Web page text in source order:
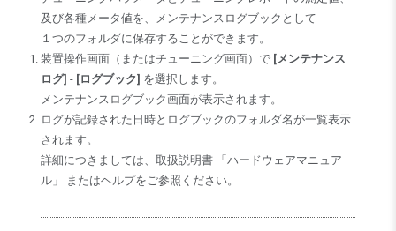
及び各種メータ値を、メンテナンスログブックとして
１つのフォルダに保存することができます。
装置操作画面（またはチューニング画面）で [メンテナンス
ログ] - [ログブック] を選択します。
メンテナンスログブック画面が表示されます。
ログが記録された日時とログブックのフォルダ名が一覧表示
されます。
詳細につきましては、取扱説明書 「ハードウェアマニュア
ル」 またはヘルプをご参照ください。